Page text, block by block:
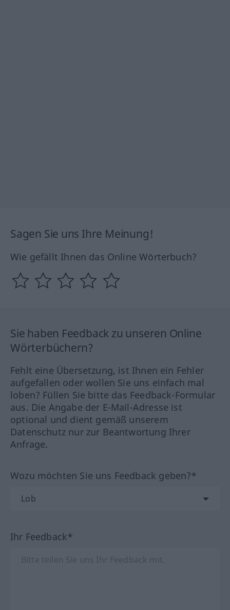
Sagen Sie uns Ihre Meinung!
Wie gefällt Ihnen das Online Wörterbuch?
Sie haben Feedback zu unseren Online
Wörterbüchern?
Fehlt eine Übersetzung, ist Ihnen ein Fehler
aufgefallen oder wollen Sie uns einfach mal
loben? Füllen Sie bitte das Feedback-Formular
aus. Die Angabe der E-Mail-Adresse ist
optional und dient gemäß unserem
Datenschutz nur zur Beantwortung Ihrer
Anfrage.
Wozu möchten Sie uns Feedback geben?*
Ihr Feedback*